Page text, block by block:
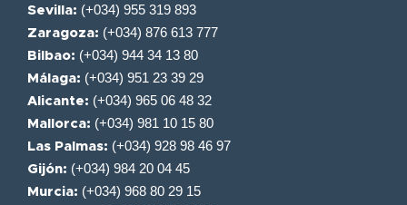
Sevilla: (+034) 955 319 893
Zaragoza: (+034) 876 613 777
Bilbao: (+034) 944 34 13 80
Málaga: (+034) 951 23 39 29
Alicante: (+034) 965 06 48 32
Mallorca: (+034) 981 10 15 80
Las Palmas: (+034) 928 98 46 97
Gijón: (+034) 984 20 04 45
Murcia: (+034) 968 80 29 15